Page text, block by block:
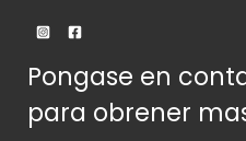
Pongase en
para obrener